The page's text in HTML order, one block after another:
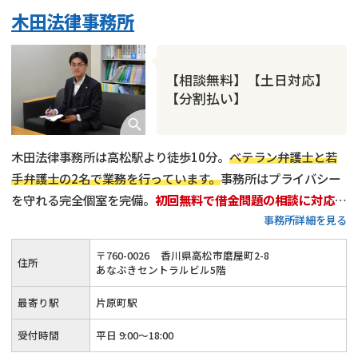
【相談無料】【土日対応】
【分割払い】
木田法律事務所
木田法律事務所は高松駅より徒歩10分。 ベテラン弁護士と若
手弁護士の2名で業務を行っています。事務所はプライバシー
を守れる完全個室を完備。 初回無料で借金問題の相談に対応し
ます。土日祝日も事前予約をいただければ対応できる場合がご
ざいますので、どうぞお気軽にご相談ください。
事務所詳細を見る
住所 〒760-0026
香川県高松市磨屋町2-8
あなぶきセントラルビル5階
最寄り駅 片原町駅
受付時間 平日 9:00～18:00